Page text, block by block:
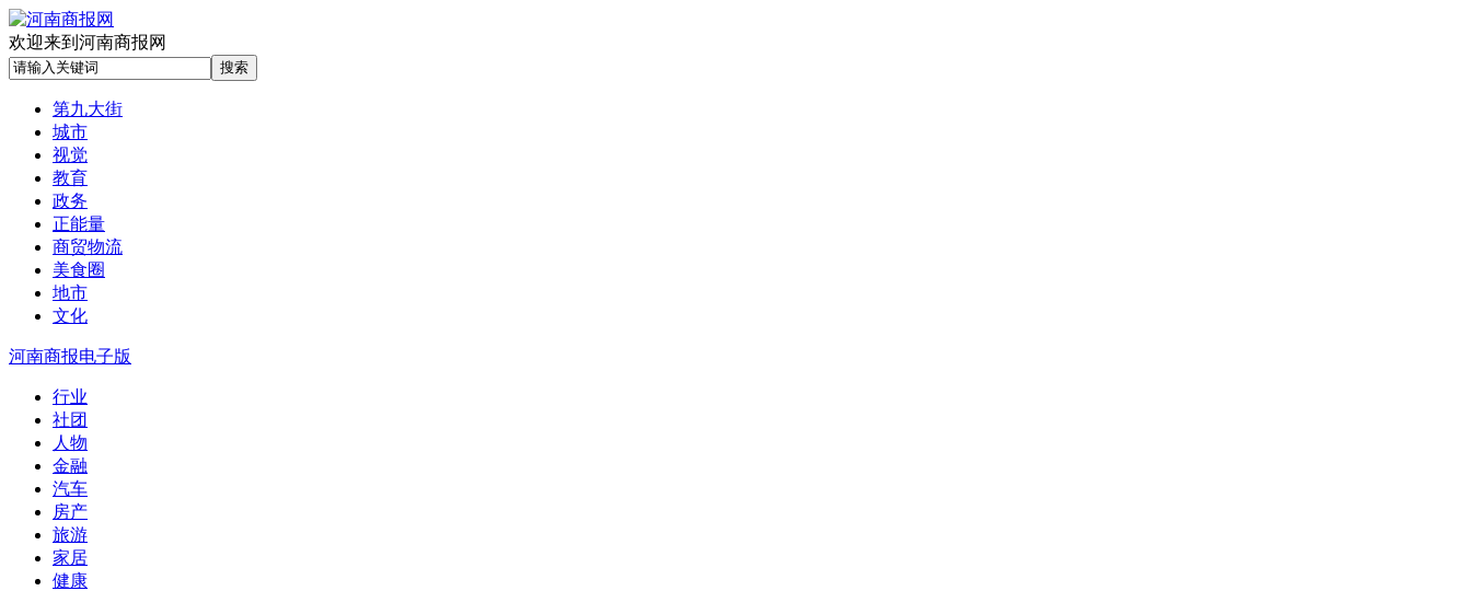
欢迎来到河南商报网
第九大街
城市
视觉
教育
政务
正能量
商贸物流
美食圈
地市
文化
河南商报电子版
行业
社团
人物
金融
汽车
房产
旅游
家居
健康